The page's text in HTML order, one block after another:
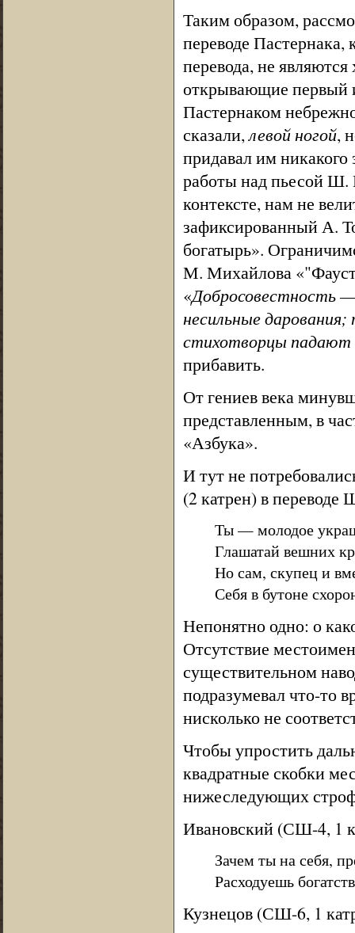
Таким образом,
переводе Пастернака,
перевода, не
открывающие первый
Пастернаком
сказали,левой ногой,
придавал им никакого
работы над пьесой Ш.
контексте, нам не
зафиксированный А.
богатырь».
М. Михайлова
«Добросовестность —
несильные
стихотворцы падают
прибавить.
От гениев века
представленным, в
«Азбука».
И тут не
(2 катрен) в переводе
Ты — молодое
Глашатай вешних
Но сам, скупец и
Себя в бутоне
Непонятно одно: о
Отсутствие
существительном
подразумевал что-то
нисколько не
Чтобы упростить
квадратные скобки
нижеследующих
Ивановский (СШ-4, 1
Зачем ты на себя,
Расходуешь
Кузнецов (СШ-6, 1